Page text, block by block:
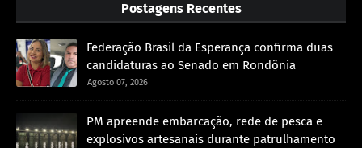
Postagens Recentes
Federação Brasil da Esperança confirma duas
candidaturas ao Senado em Rondônia
Agosto 07, 2026
PM apreende embarcação, rede de pesca e
explosivos artesanais durante patrulhamento